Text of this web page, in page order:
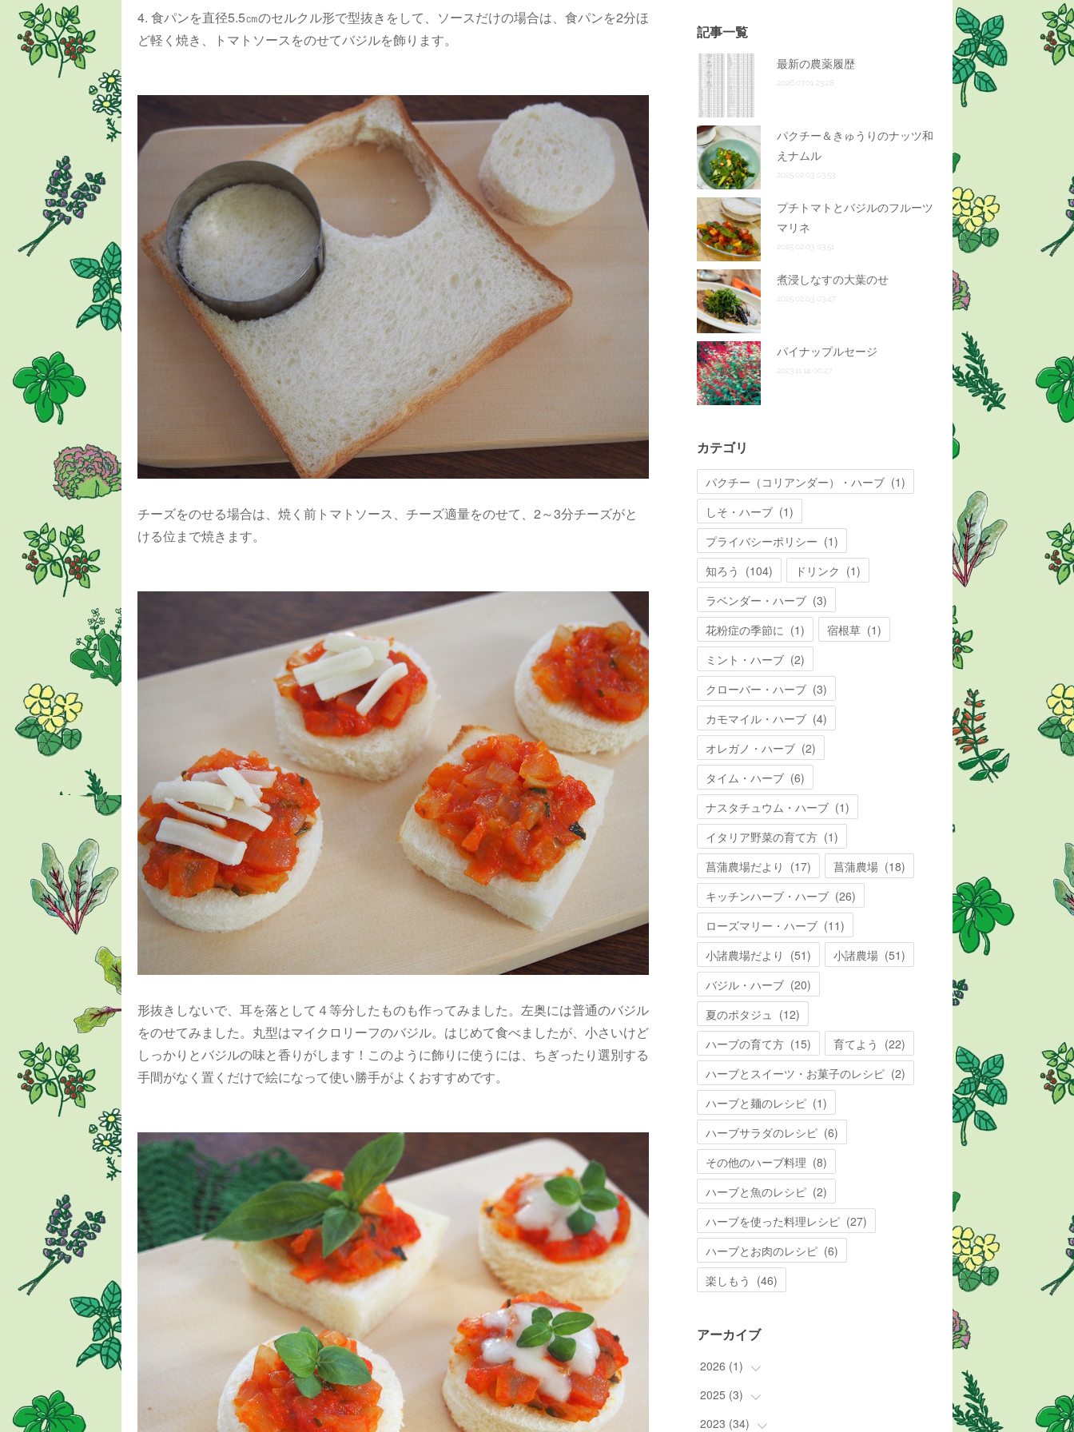
4. 食パンを直径5.5㎝のセルクル形で型抜きをして、ソースだけの場合は、食パンを2分ほ
ど軽く焼き、トマトソースをのせてバジルを飾ります。
チーズをのせる場合は、焼く前トマトソース、チーズ適量をのせて、2～3分チーズがと
ける位まで焼きます。
形抜きしないで、耳を落として４等分したものも作ってみました。左奥には普通のバジル
をのせてみました。丸型はマイクロリーフのバジル。はじめて食べましたが、小さいけど
しっかりとバジルの味と香りがします！このように飾りに使うには、ちぎったり選別する
手間がなく置くだけで絵になって使い勝手がよくおすすめです。
記事一覧
最新の農薬履歴
2026.07.01 23:28
パクチー＆きゅうりのナッツ和
えナムル
2025.02.03 03:53
プチトマトとバジルのフルーツ
マリネ
2025.02.03 03:51
煮浸しなすの大葉のせ
2025.02.03 03:47
パイナップルセージ
2023.11.14 00:27
カテゴリ
パクチー（コリアンダー）・ハーブ (1)
しそ・ハーブ (1)
プライバシーポリシー (1)
知ろう (104) ドリンク (1)
ラベンダー・ハーブ (3)
花粉症の季節に (1) 宿根草 (1)
ミント・ハーブ (2)
クローバー・ハーブ (3)
カモマイル・ハーブ (4)
オレガノ・ハーブ (2)
タイム・ハーブ (6)
ナスタチュウム・ハーブ (1)
イタリア野菜の育て方 (1)
菖蒲農場だより (17) 菖蒲農場 (18)
キッチンハーブ・ハーブ (26)
ローズマリー・ハーブ (11)
小諸農場だより (51) 小諸農場 (51)
バジル・ハーブ (20)
夏のポタジュ (12)
ハーブの育て方 (15) 育てよう (22)
ハーブとスイーツ・お菓子のレシピ (2)
ハーブと麺のレシピ (1)
ハーブサラダのレシピ (6)
その他のハーブ料理 (8)
ハーブと魚のレシピ (2)
ハーブを使った料理レシピ (27)
ハーブとお肉のレシピ (6)
楽しもう (46)
アーカイブ
2026 (1)
(1
2025 (3)
(3)
2023 (34)